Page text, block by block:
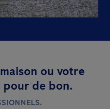
ou votre
de bon.